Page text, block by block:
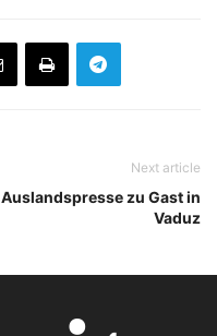
Next article
Auslandspresse zu Gast in
Vaduz